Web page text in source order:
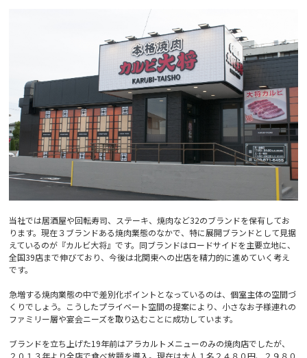
当社では居酒屋や回転寿司、ステーキ、焼肉など32のブランドを保有してお
ります。現在３ブランドある焼肉業態のなかで、特に展開ブランドとして見据
えているのが『カルビ大将』です。同ブランドはロードサイドを主要立地に、
全国39店まで伸びており、今後は北関東への出店を精力的に進めていく考え
です。
急増する焼肉業態の中で差別化ポイントとなっているのは、個室主体の空間づ
くりでしょう。こうしたプライベート空間の提案により、小さなお子様連れの
ファミリー層や宴会ニーズを取り込むことに成功しています。
ブランドを立ち上げた19年前はアラカルトメニューのみの焼肉店でしたが、